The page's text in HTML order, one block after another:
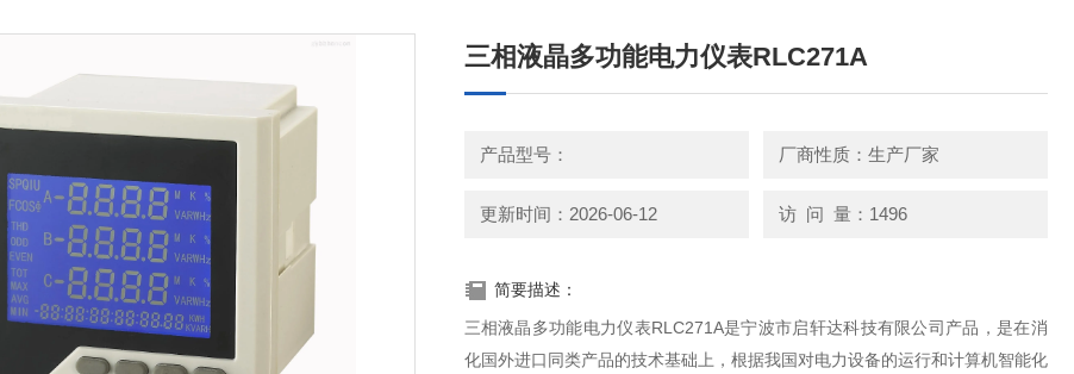
三相液晶多功能电力仪表RLC271A
产品型号： 厂商性质：生产厂家
更新时间：2026-06-12 访 问 量：1496
简要描述：
三相液晶多功能电力仪表RLC271A是宁波市启轩达科技有限公司产品，是在消
化国外进口同类产品的技术基础上，根据我国对电力设备的运行和计算机智能化